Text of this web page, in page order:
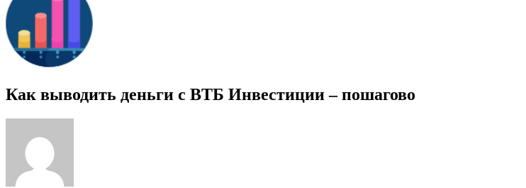
Как выводить деньги с ВТБ Инвестиции – пошагово